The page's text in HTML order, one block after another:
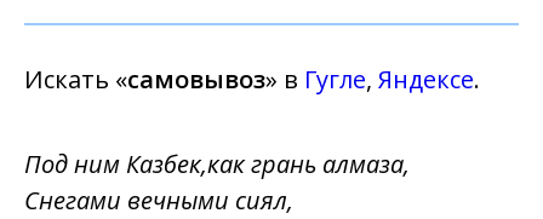
Искать «самовывоз» в Гугле, Яндексе.
Под ним Казбек,как грань алмаза,
Снегами вечными сиял,